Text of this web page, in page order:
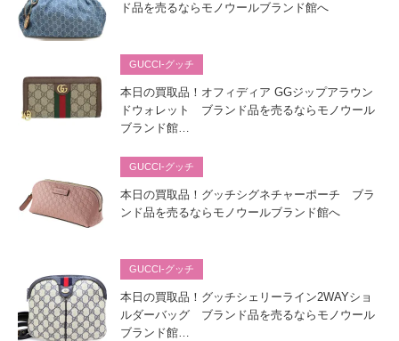
ド品を売るならモノウールブランド館へ
GUCCI-グッチ
本日の買取品！オフィディア GGジップアラウン
ドウォレット ブランド品を売るならモノウール
ブランド館…
GUCCI-グッチ
本日の買取品！グッチシグネチャーポーチ ブラ
ンド品を売るならモノウールブランド館へ
GUCCI-グッチ
本日の買取品！グッチシェリーライン2WAYショ
ルダーバッグ ブランド品を売るならモノウール
ブランド館…